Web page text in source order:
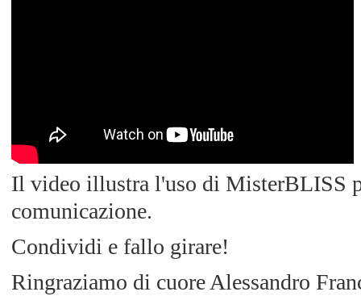
Il video illustra l'uso di MisterBLISS
comunicazione.
Condividi e fallo girare!
Ringraziamo di cuore Alessandro